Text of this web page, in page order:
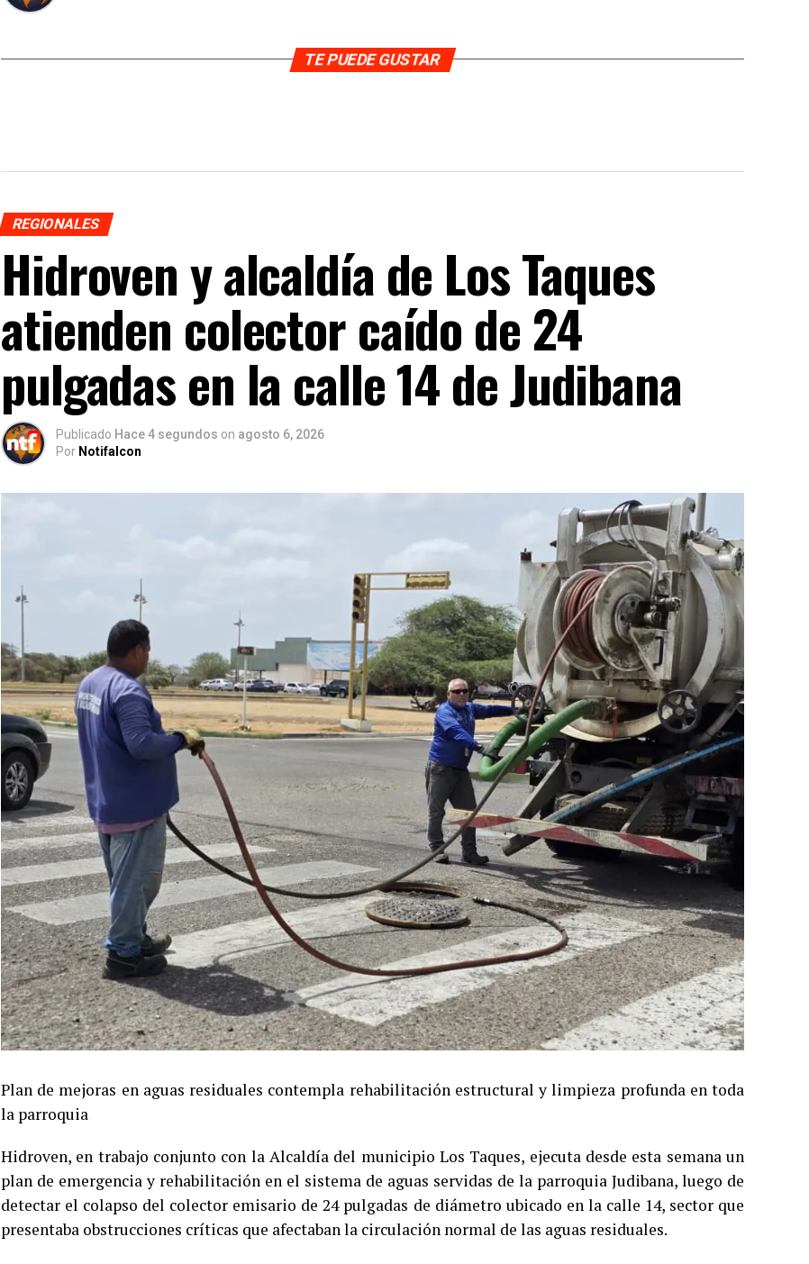
TE PUEDE GUSTAR
REGIONALES
Hidroven y alcaldía de Los Taques
atienden colector caído de 24
pulgadas en la calle 14 de Judibana
Publicado Hace 4 segundos on agosto 6, 2026
Por Notifalcon
Plan de mejoras en aguas residuales contempla rehabilitación estructural y limpieza profunda en toda
la parroquia
Hidroven, en trabajo conjunto con la Alcaldía del municipio Los Taques, ejecuta desde esta semana un
plan de emergencia y rehabilitación en el sistema de aguas servidas de la parroquia Judibana, luego de
detectar el colapso del colector emisario de 24 pulgadas de diámetro ubicado en la calle 14, sector que
presentaba obstrucciones críticas que afectaban la circulación normal de las aguas residuales.